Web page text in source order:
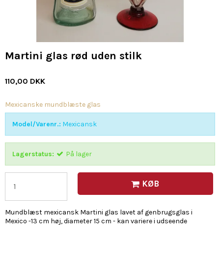
Martini glas rød uden stilk
110,00 DKK
Mexicanske mundblæste glas
Model/Varenr.: Mexicansk
Lagerstatus: På lager
KØB
Mundblæst mexicansk Martini glas lavet af genbrugsglas i
Mexico -13 cm høj, diameter 15 cm - kan variere i udseende